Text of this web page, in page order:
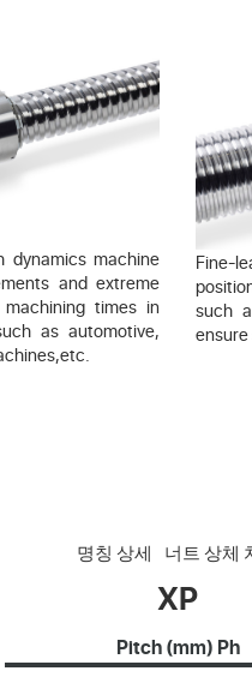
dynamics machine
and extreme
times in
as automotive,
Fine-
such
명칭 상세 너트 상체
XP
Pitch (mm) Ph